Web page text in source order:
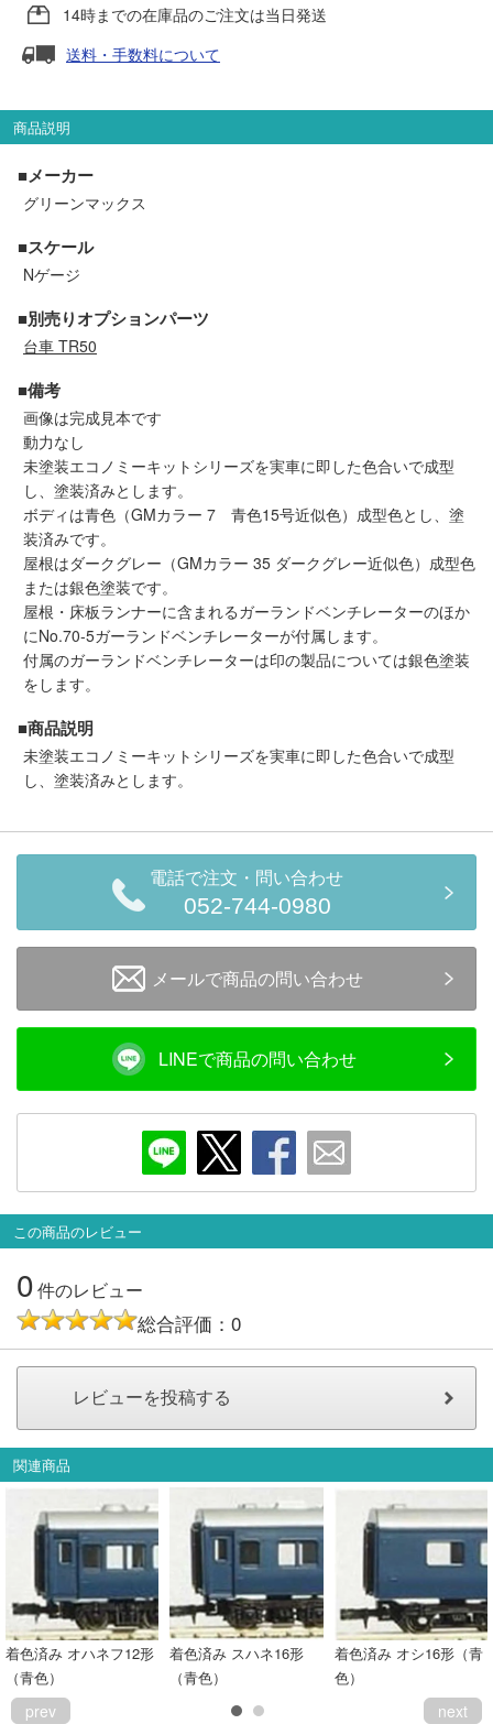
TTC
セール商品
走行エリア別 鉄道模型車両リスト
北海道・東北
中部
中国・四国
お役立ち情報
鉄道模型の情報
メルマガ登録 LINEお友達登録
Infomation
ヘルプページ
ログイン/マイページ
お気に入りリスト
会員ランクについて
会社概要
レビューについて
© 2026 Mid Japan, Inc.
14時までの在庫品のご注文は当日発送
送料・手数料について
商品説明
■メーカー
グリーンマックス
■スケール
Nゲージ
■別売りオプションパーツ
台車 TR50
■備考
画像は完成見本です
動力なし
未塗装エコノミーキットシリーズを実車に即した色合いで成型
し、塗装済みとします。
ボディは青色（GMカラー 7 青色15号近似色）成型色とし、塗
装済みです。
屋根はダークグレー（GMカラー 35 ダークグレー近似色）成型色
または銀色塗装です。
屋根・床板ランナーに含まれるガーランドベンチレーターのほか
にNo.70-5ガーランドベンチレーターが付属します。
付属のガーランドベンチレーターは印の製品については銀色塗装
をします。
■商品説明
未塗装エコノミーキットシリーズを実車に即した色合いで成型
し、塗装済みとします。
電話で注文・問い合わせ
052-744-0980
メールで商品の問い合わせ
LINEで商品の問い合わせ
この商品のレビュー
0件のレビュー
総合評価：0
関連商品
着色済み オハネフ12形
（青色）
着色済み スハネ16形
（青色）
着色済み オシ16形（青
色）
prev next